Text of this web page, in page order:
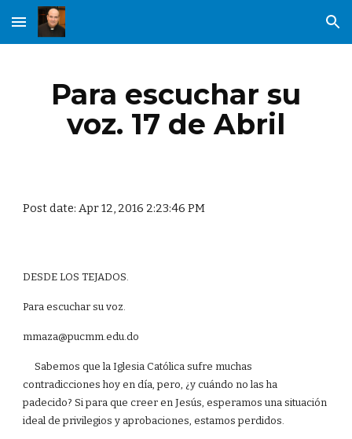
Skip to main content Skip to navigation
Para escuchar su
voz. 17 de Abril
Post date: Apr 12, 2016 2:23:46 PM
DESDE LOS TEJADOS.
Para escuchar su voz.
mmaza@pucmm.edu.do
Sabemos que la Iglesia Católica sufre muchas
contradicciones hoy en día, pero, ¿y cuándo no las ha
padecido? Si para que creer en Jesús, esperamos una situación
ideal de privilegios y aprobaciones, estamos perdidos.